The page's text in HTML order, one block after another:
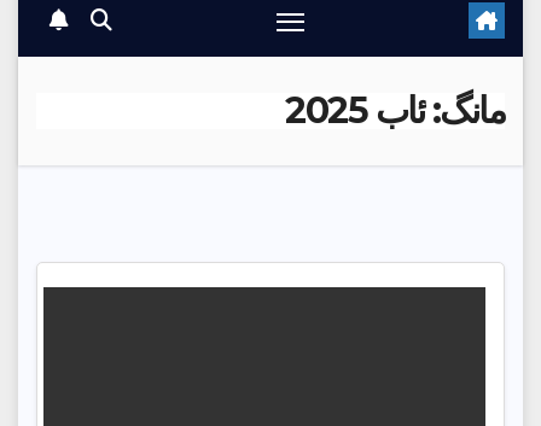
مانگ:ئاب 2025